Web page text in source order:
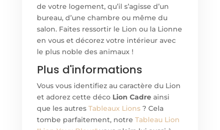
de votre logement, qu’il s’agisse d’un
bureau, d’une chambre ou même du
salon. Faites ressortir le Lion ou la Lionne
en vous et décorez votre intérieur avec
le plus noble des animaux !
Plus d'informations
Vous vous identifiez au caractère du Lion
et adorez cette déco Lion Cadreainsi
que les autres Tableaux Lions? Cela
tombe parfaitement, notre Tableau Lion